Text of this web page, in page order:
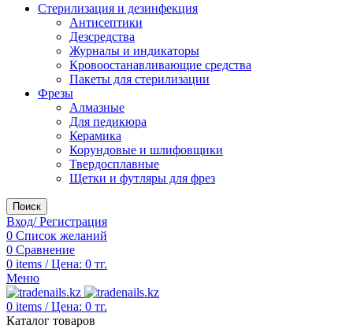
Стерилизация и дезинфекция
Антисептики
Дезсредства
Журналы и индикаторы
Кровоостанавливающие средства
Пакеты для стерилизации
Фрезы
Алмазные
Для педикюра
Керамика
Корундовые и шлифовщики
Твердосплавные
Щетки и футляры для фрез
Поиск
Вход/ Регистрация
0 Список желаний
0 Сравнение
0 items / Цена: 0 тг.
Меню
0 items / Цена: 0 тг.
Каталог товаров